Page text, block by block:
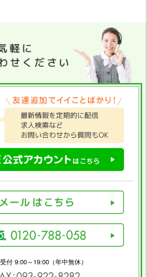
付 9:00～19:00（年中無休）